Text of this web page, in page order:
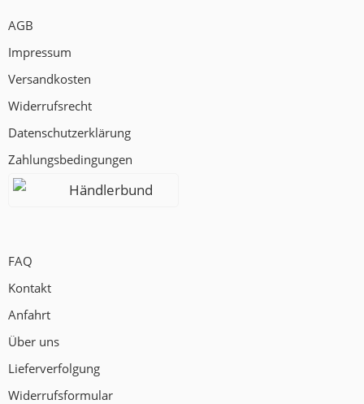
AGB
Impressum
Versandkosten
Widerrufsrecht
Datenschutzerklärung
Zahlungsbedingungen
Händlerbund
FAQ
Kontakt
Anfahrt
Über uns
Lieferverfolgung
Widerrufsformular